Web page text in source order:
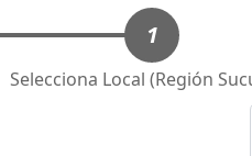
1
Selecciona Local (Región